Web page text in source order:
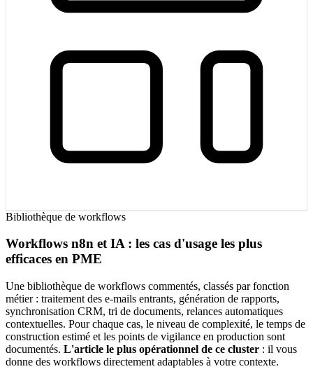
Bibliothèque de workflows
Workflows n8n et IA : les cas d'usage les plus
efficaces en PME
Une bibliothèque de workflows commentés, classés par fonction
métier : traitement des e-mails entrants, génération de rapports,
synchronisation CRM, tri de documents, relances automatiques
contextuelles. Pour chaque cas, le niveau de complexité, le temps de
construction estimé et les points de vigilance en production sont
documentés. L'article le plus opérationnel de ce cluster : il vous
donne des workflows directement adaptables à votre contexte.